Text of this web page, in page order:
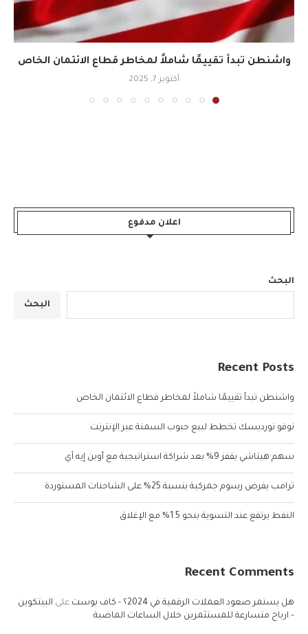
واشنطن تبدأ تقييمًا شاملاً لمخاطر قطاع الائتمان الخاص
أكتوبر 7, 2025
اعلان مدفوع
البحث
البحث
Recent Posts
واشنطن تبدأ تقييمًا شاملاً لمخاطر قطاع الائتمان الخاص
نوفو نورديسك تخطط لبيع حبوب السمنة عبر الإنترنت
سهم هيتاشي يقفز 9% بعد شراكة استراتيجية مع أوبن إيه آي
ترامب يفرض رسوم جمركية بنسبة 25% على الشاحنات المستوردة
النفط يرتفع عند التسوية بنحو 1.5% مع الإغلاق
Recent Comments
هل يستمر صعود العملات الرقمية في 2024؟ - كاف بوست على البيتكوين
– ارباح متسارعة للمستثمرين خلال الساعات الماضية